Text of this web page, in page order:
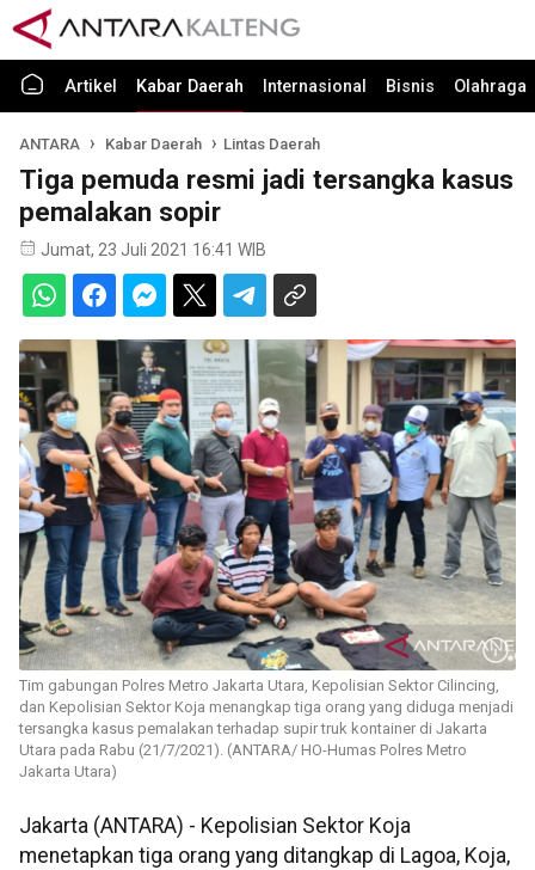
Artikel Kabar Daerah Internasional Bisnis Olahraga
ANTARA Kabar Daerah Lintas Daerah
Tiga pemuda resmi jadi tersangka kasus
pemalakan sopir
Jumat, 23 Juli 2021 16:41 WIB
Tim gabungan Polres Metro Jakarta Utara, Kepolisian Sektor Cilincing,
dan Kepolisian Sektor Koja menangkap tiga orang yang diduga menjadi
tersangka kasus pemalakan terhadap supir truk kontainer di Jakarta
Utara pada Rabu (21/7/2021). (ANTARA/ HO-Humas Polres Metro
Jakarta Utara)
Jakarta (ANTARA) - Kepolisian Sektor Koja
menetapkan tiga orang yang ditangkap di Lagoa, Koja,